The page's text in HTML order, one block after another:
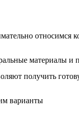
относимся
материалы
получить
варианты